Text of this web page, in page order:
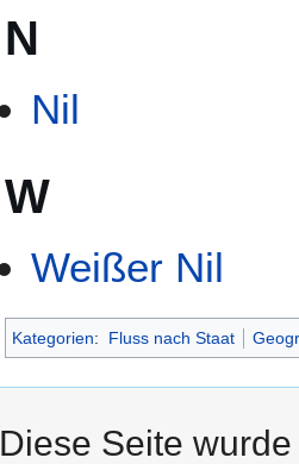
N
Nil
W
Weißer Nil
Kategorien: Fluss nach Staat
Diese Seite